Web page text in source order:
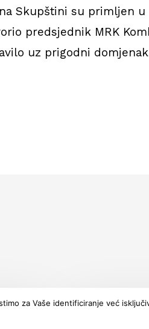
na Skupštini su primljen u
predsjednik MRK
uz prigodni
za Vaše identificiranje već